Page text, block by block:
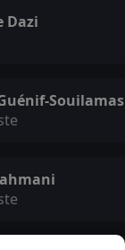
Dazi
Souilamas